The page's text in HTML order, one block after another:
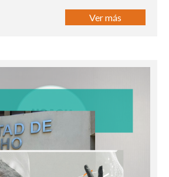
Ver más